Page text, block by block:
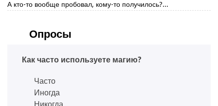
А кто-то вообще пробовал, кому-то получилось?...
Опросы
Как часто используете магию?
Часто
Иногда